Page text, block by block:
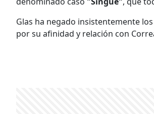
Glas ha negado insistentemente
por su afinidad y relación con